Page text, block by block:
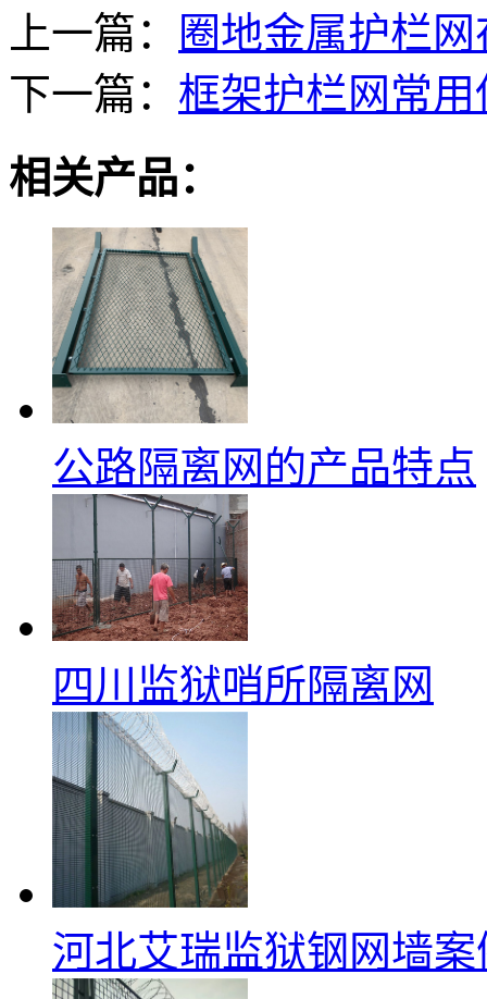
上一篇：
圈地金属护栏
下一篇： 框架护栏网常
相关产品：
公路隔离网的产品特点
四川监狱哨所隔离网
河北艾瑞监狱钢网墙案